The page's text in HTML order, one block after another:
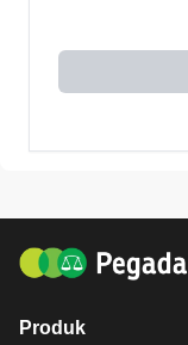
Produk